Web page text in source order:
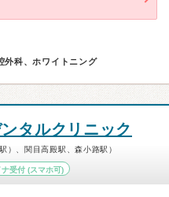
外科、ホワイトニング
タルクリニック
）、関目高殿駅、森小路駅）
ナ受付 (スマホ可)